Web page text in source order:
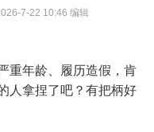
7-22 10:46 编辑
重年龄、履历造假，肯
人拿捏了吧？有把柄好